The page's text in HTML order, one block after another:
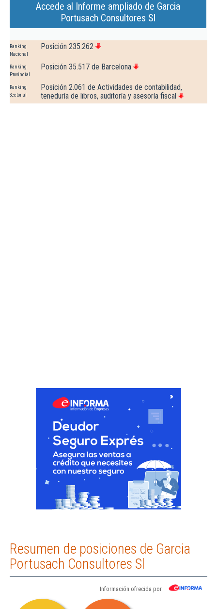
Accede al Informe ampliado de Garcia
Portusach Consultores Sl
Ranking
Nacional
Posición 235.262
Ranking
Provincial
Posición 35.517 de Barcelona
Ranking
Sectorial
Posición 2.061 de Actividades de contabilidad,
teneduría de libros, auditoría y asesoría fiscal
Resumen de posiciones de Garcia
Portusach Consultores Sl
Información ofrecida por